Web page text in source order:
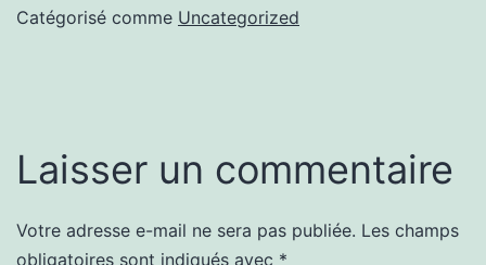
Catégorisé comme Uncategorized
Laisser un commentaire
Votre adresse e-mail ne sera pas publiée. Les champs
obligatoires sont indiqués avec *